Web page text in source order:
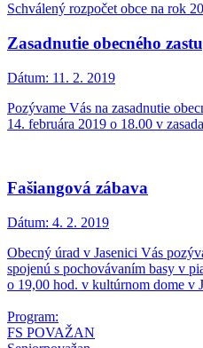
Schválený rozpočet obce na rok
Zasadnutie obecného
Dátum: 11. 2. 2019
Pozývame Vás na zasadnutie
14. februára 2019 o 18.00 v
Fašiangová zábava
Dátum: 4. 2. 2019
Obecný úrad v Jasenici Vás
spojenú s pochovávaním basy v
o 19,00 hod. v kultúrnom dome v
Program:
FS POVAŽAN